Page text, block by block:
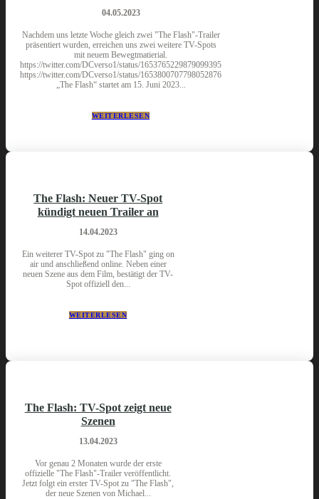
04.05.2023
Nachdem uns letzte Woche gleich zwei "The Flash"-Trailer
präsentiert wurden, erreichen uns zwei weitere TV-Spots
mit neuem Bewegtmatierial.
https://twitter.com/DCverso1/status/1653765229879099395
https://twitter.com/DCverso1/status/1653800707798052876
„The Flash“ startet am 15. Juni 2023...
WEITERLESEN
The Flash: Neuer TV-Spot
kündigt neuen Trailer an
14.04.2023
Ein weiterer TV-Spot zu "The Flash" ging on
air und anschließend online. Neben einer
neuen Szene aus dem Film, bestätigt der TV-
Spot offiziell den...
WEITERLESEN
The Flash: TV-Spot zeigt neue
Szenen
13.04.2023
Vor genau 2 Monaten wurde der erste
offizielle "The Flash"-Trailer veröffentlicht.
Jetzt folgt ein erster TV-Spot zu "The Flash",
der neue Szenen von Michael...